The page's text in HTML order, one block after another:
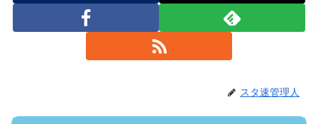
スタ速管理人